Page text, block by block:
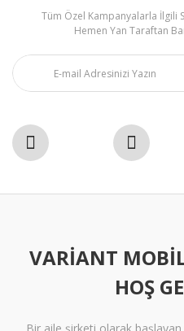
Tüm Özel Kampanyalarla İlgili
Hemen Yan Taraftan
VARIANT
HOŞ